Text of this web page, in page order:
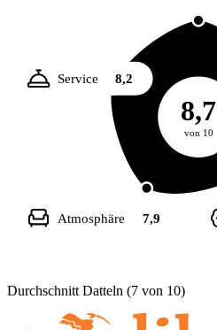
8,7
von 10
Atmosphäre 7,9
Service 8,2
Durchschnitt Datteln (7 von 10)